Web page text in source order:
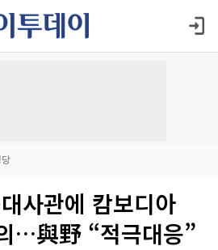
사관에 캄보디아
…與野 “적극대응”